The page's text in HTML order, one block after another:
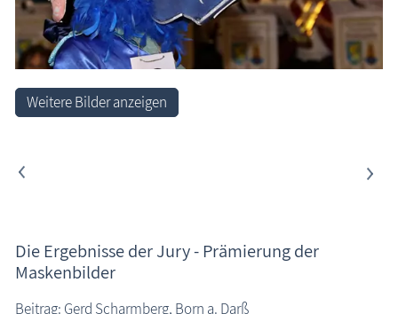
Weitere Bilder anzeigen
< >
Die Ergebnisse der Jury - Prämierung der
Maskenbilder
Beitrag: Gerd Scharmberg, Born a. Darß